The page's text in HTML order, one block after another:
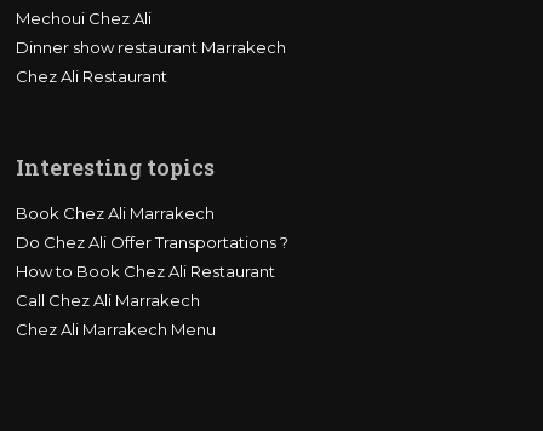
Mechoui Chez Ali
Dinner show restaurant Marrakech
Chez Ali Restaurant
Interesting topics
Book Chez Ali Marrakech
Do Chez Ali Offer Transportations ?
How to Book Chez Ali Restaurant
Call Chez Ali Marrakech
Chez Ali Marrakech Menu